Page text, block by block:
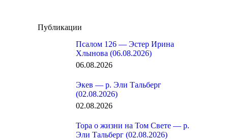
Публикации
Псалом 126 — Эстер Ирина
Хлынова (06.08.2026)
06.08.2026
Экев — р. Эли Тальберг
(02.08.2026)
02.08.2026
Тора о жизни на Том Свете — р.
Эли Тальберг (02.08.2026)